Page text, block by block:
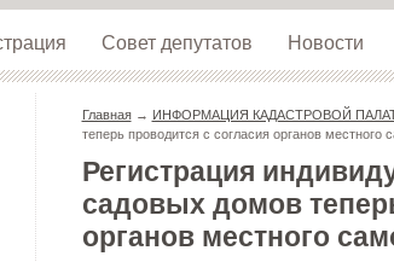
Совет депутатов Новости
Главная→ ИНФОРМАЦИЯ КАДАСТРОВОЙ
теперь проводится с согласия органов местного
Регистрация
садовых домов
органов местного